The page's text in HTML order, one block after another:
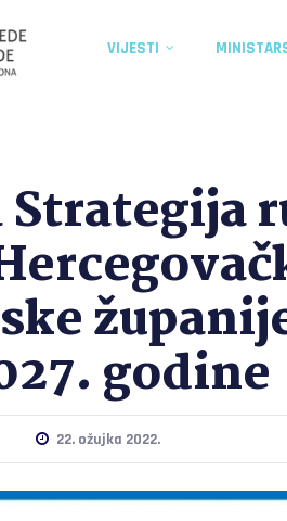
VIJESTI
Strategija
godine
22. ožujka 2022.